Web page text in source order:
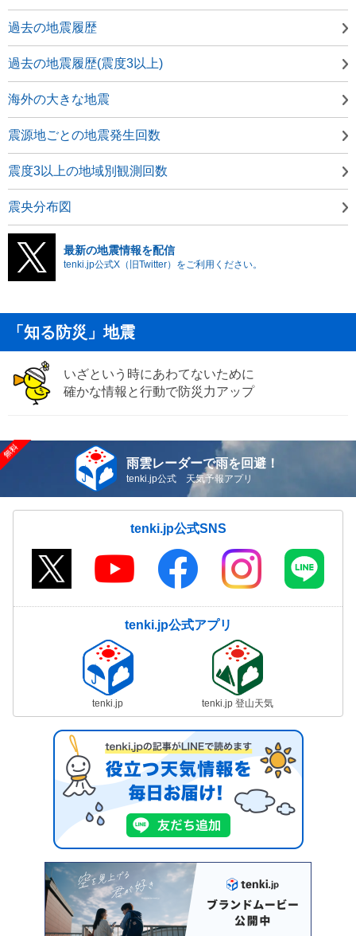
過去の地震履歴
過去の地震履歴(震度3以上)
海外の大きな地震
震源地ごとの地震発生回数
震度3以上の地域別観測回数
震央分布図
最新の地震情報を配信
tenki.jp公式X（旧Twitter）をご利用ください。
「知る防災」地震
いざという時にあわてないために
確かな情報と行動で防災力アップ
雨雲レーダーで雨を回避！
tenki.jp公式 天気予報アプリ
tenki.jp公式SNS
tenki.jp公式アプリ
tenki.jp tenki.jp 登山天気